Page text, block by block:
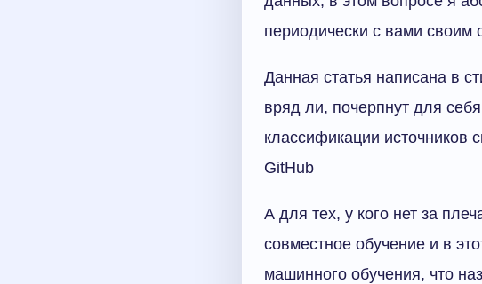
периодически с вами
Данная статья написана в
вряд ли, почерпнут для
классификации источников
GitHub
А для тех, у кого нет за
совместное обучение и в
машинного обучения, что